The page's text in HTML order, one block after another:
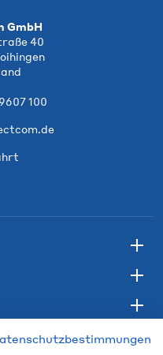
GmbH
40
100